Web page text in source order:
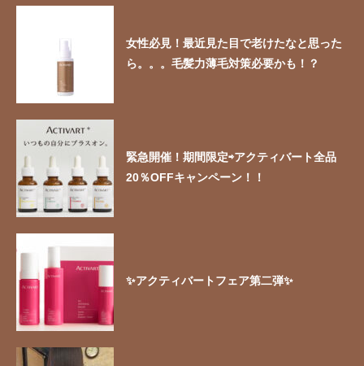
女性必見！最近見た目で老けたなと思った
ら。。。毛髪力薄毛対策必要かも！？
緊急開催！期間限定⇨アクティバート全品
20％OFFキャンペーン！！
✨アクティバートフェア第二弾✨